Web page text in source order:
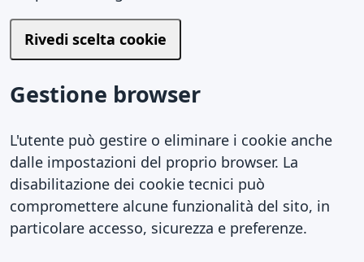
Rivedi scelta cookie
Gestione browser
L'utente può gestire o eliminare i cookie anche
dalle impostazioni del proprio browser. La
disabilitazione dei cookie tecnici può
compromettere alcune funzionalità del sito, in
particolare accesso, sicurezza e preferenze.